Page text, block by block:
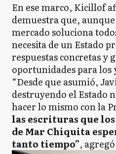
En ese marco, Kicillof
demuestra que,
mercado soluciona
necesita de un Estado
respuestas concretas y
oportunidades para los
“Desde que asumió,
destruyendo el Estado
hacer lo mismo con la
las escrituras que
de Mar Chiquita
tanto tiempo”,